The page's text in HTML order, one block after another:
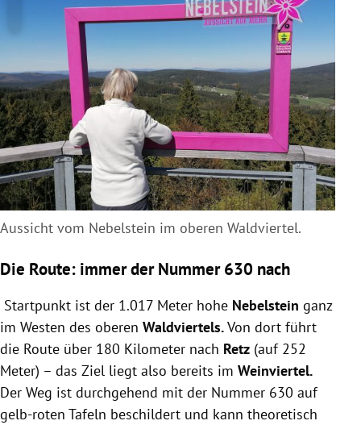
Aussicht vom Nebelstein im oberen Waldviertel.
Die Route: immer der Nummer 630 nach
Startpunkt ist der 1.017 Meter hohe Nebelstein ganz
im Westen des oberen Waldviertels.Von dort führt
die Route über 180 Kilometer nach Retz (auf 252
Meter) – das Ziel liegt also bereits im Weinviertel.
Der Weg ist durchgehend mit der Nummer 630 auf
gelb-roten Tafeln beschildert und kann theoretisch